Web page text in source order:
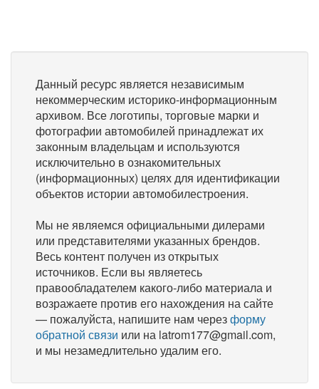
Данный ресурс является независимым
некоммерческим историко-информационным
архивом. Все логотипы, торговые марки и
фотографии автомобилей принадлежат их
законным владельцам и используются
исключительно в ознакомительных
(информационных) целях для идентификации
объектов истории автомобилестроения.
Мы не являемся официальными дилерами
или представителями указанных брендов.
Весь контент получен из открытых
источников. Если вы являетесь
правообладателем какого-либо материала и
возражаете против его нахождения на сайте
— пожалуйста, напишите нам черезформу
обратной связи или на latrom177@gmail.com,
и мы незамедлительно удалим его.